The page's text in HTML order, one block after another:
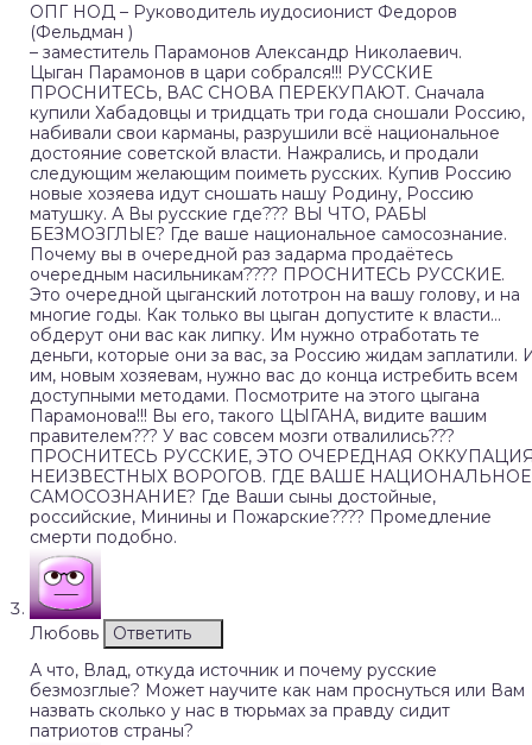
ОПГ НОД – Руководитель иудосионист Федоров
(Фельдман )
– заместитель Парамонов Александр Николаевич.
Цыган Парамонов в цари собрался!!! РУССКИЕ
ПРОСНИТЕСЬ, ВАС СНОВА ПЕРЕКУПАЮТ. Сначала
купили Хабадовцы и тридцать три года сношали Россию,
набивали свои карманы, разрушили всё национальное
достояние советской власти. Нажрались, и продали
следующим желающим поиметь русских. Купив Россию
новые хозяева идут сношать нашу Родину, Россию
матушку. А Вы русские где??? ВЫ ЧТО, РАБЫ
БЕЗМОЗГЛЫЕ? Где ваше национальное самосознание.
Почему вы в очередной раз задарма продаётесь
очередным насильникам???? ПРОСНИТЕСЬ РУССКИЕ.
Это очередной цыганский лототрон на вашу голову, и на
многие годы. Как только вы цыган допустите к власти…
обдерут они вас как липку. Им нужно отработать те
деньги, которые они за вас, за Россию жидам заплатили.
им, новым хозяевам, нужно вас до конца истребить всем
доступными методами. Посмотрите на этого цыгана
Парамонова!!! Вы его, такого ЦЫГАНА, видите вашим
правителем??? У вас совсем мозги отвалились???
ПРОСНИТЕСЬ РУССКИЕ, ЭТО ОЧЕРЕДНАЯ
НЕИЗВЕСТНЫХ ВОРОГОВ. ГДЕ ВАШЕ НАЦИОНАЛЬНОЕ
САМОСОЗНАНИЕ? Где Ваши сыны достойные,
российские, Минины и Пожарские???? Промедление
смерти подобно.
Любовь
Ответить
А что, Влад, откуда источник и почему русские
безмозглые? Может научите как нам проснуться или Вам
назвать сколько у нас в тюрьмах за правду сидит
патриотов страны?